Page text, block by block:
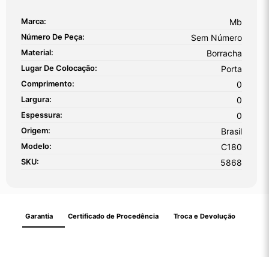
Marca: Mb
Número De Peça: Sem Número
Material: Borracha
Lugar De Colocação: Porta
Comprimento: 0
Largura: 0
Espessura: 0
Origem: Brasil
Modelo: C180
SKU: 5868
Garantia Certificado de Procedência Troca e Devolução